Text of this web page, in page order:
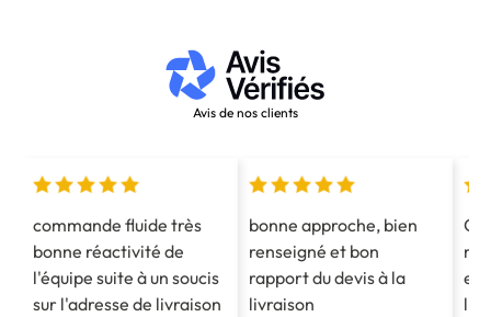
Avis de nos clients
commande fluide très
bonne réactivité de
l'équipe suite à un soucis
sur l'adresse de livraison
bonne approche, bien
renseigné et bon
rapport du devis à la
livraison
est